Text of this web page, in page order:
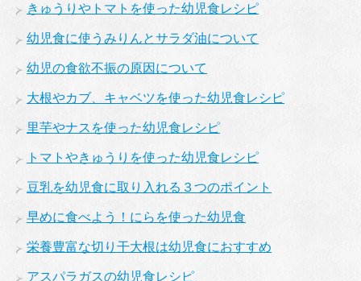
きゅうりやトマトを使った幼児食レシピ
幼児食に使うみりんとサラダ油について
幼児の食欲不振の原因について
大根やカブ、キャベツを使った幼児食レシピ
里芋やナスを使った幼児食レシピ
トマトやきゅうりを使った幼児食レシピ
豆乳を幼児食に取り入れる３つのポイント
早めに食べよう！にらを使った幼児食
栄養豊富な切り干大根は幼児食におすすめ
アスパラガスの幼児食レシピ